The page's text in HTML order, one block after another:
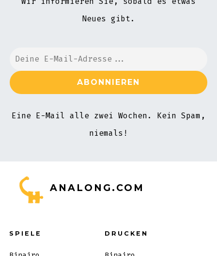
Neues gibt.
Eine E-Mail alle zwei Wochen. Kein Spam,
niemals!
ANALONG.COM
SPIELE DRUCKEN